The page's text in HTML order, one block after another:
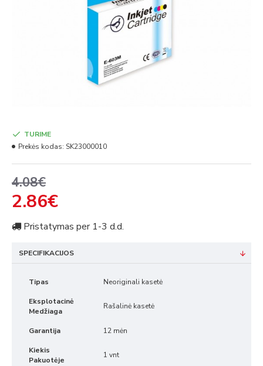
4.08€
2.86€
TURIME
Prekės kodas: SK23000010
Pristatymas per 1-3 d.d.
SPECIFIKACIJOS
Tipas Neoriginali kasetė
Eksplotacinė
Medžiaga
Rašalinė kasetė
Garantija 12 mėn
Kiekis
Pakuotėje
1 vnt